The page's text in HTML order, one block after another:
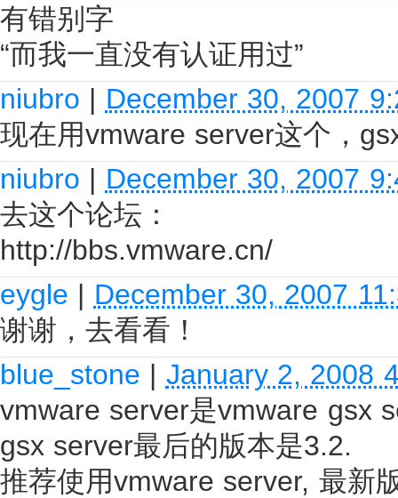
有错别字
“而我一直没有认证用过”
niubro | December 30, 2007
现在用vmware server这个，
niubro | December 30, 2007
去这个论坛：
http://bbs.vmware.cn/
eygle | December 30, 2007
谢谢，去看看！
blue_stone | January 2, 2008
vmware server是vmware gsx
gsx server最后的版本是3.2.
推荐使用vmware server, 最新